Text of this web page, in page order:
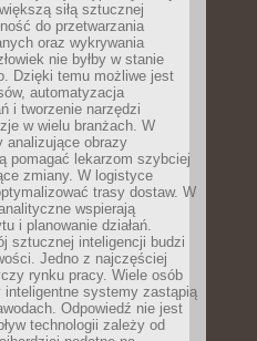
siłą sztucznej
do przetwarzania
oraz wykrywania
nie byłby w stanie
Dzięki temu możliwe jest
automatyzacja
i tworzenie narzędzi
w wielu branżach. W
analizujące obrazy
pomagać lekarzom szybciej
zmiany. W logistyce
trasy dostaw. W
wspierają
i planowanie działań.
sztucznej inteligencji budzi
Jedno z najczęściej
rynku pracy. Wiele osób
systemy zastąpią
Odpowiedź nie jest
technologii zależy od